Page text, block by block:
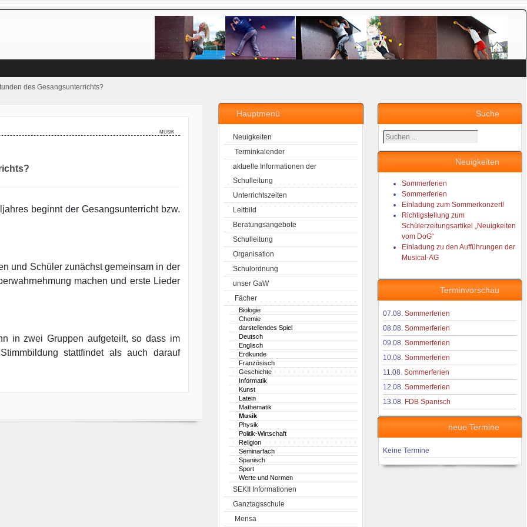
des Gesangsunterrichts?
Hauptmenü
Neuigkeiten
Terminkalender
aktuelle Informationen der
Schulleitung
Unterrichtszeiten
Leitbild
Beratungsangebote
Schulleitung
Organisation
Schulordnung
unser GaW
Fächer
Biologie
Chemie
darstellendes Spiel
Deutsch
Englisch
Erdkunde
Französisch
Geschichte
Informatik
Kunst
Latein
Mathematik
Musik
Physik
Politik-Wirtschaft
Religion
Seminarfach
Spanisch
Sport
Werte und Normen
SEKII Informationen
Ganztagsschule
Mensa
Suche
Suchen
...
Neuigkeiten
Sommerferien
Sommerferien
Einladung zum Sommerkonzert!
Richtigstellung zum
Schülerzeitungsartikel „Neuigkeiten
vom DoG“
Einladung zu den Aufführungen der
Musical-AG
Terminvorschau
07.08. Sommerferien
08.08. Sommerferien
09.08. Sommerferien
10.08. Sommerferien
11.08. Sommerferien
12.08. Sommerferien
13.08. FDB Spanisch
neue Termine
Keine Termine
musik
beginnt der Gesangsunterricht bzw.
und Schüler zunächst gemeinsam in der
machen und erste Lieder
in zwei Gruppen aufgeteilt, so dass im
stattfindet als auch darauf